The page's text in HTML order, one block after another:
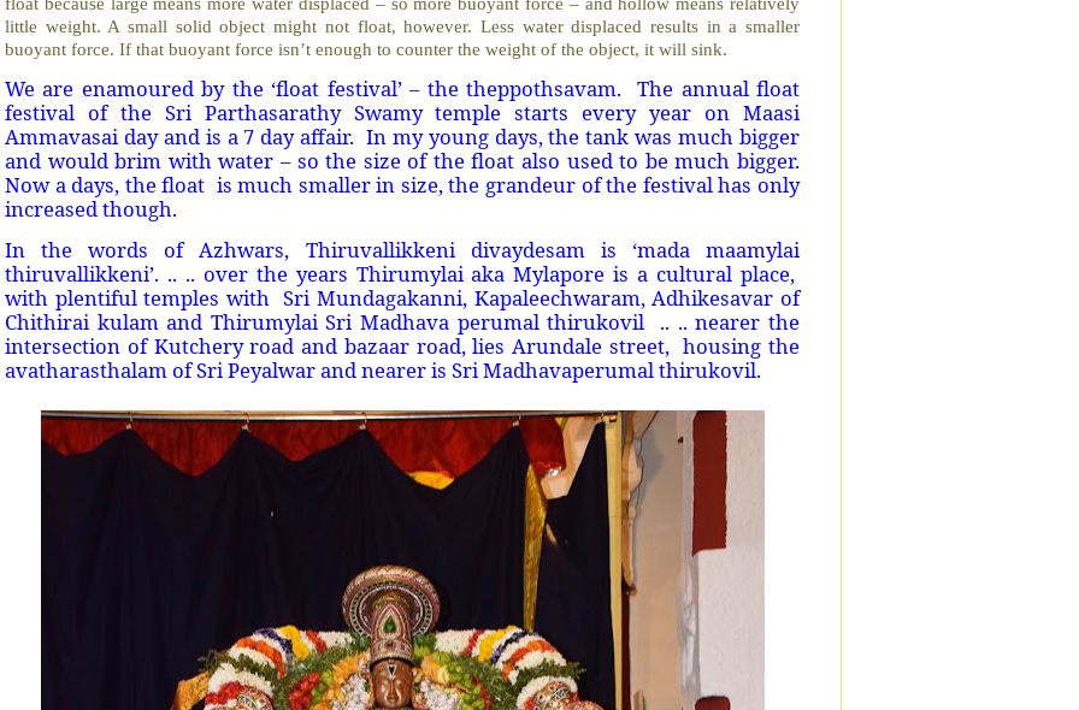
little weight. A small solid object might not float, however. Less water displaced results in a smaller
buoyant force. If that buoyant force isn’t enough to counter the weight of the object, it will sink.
We are enamoured by the ‘float festival’ – the theppothsavam. The annual float
festival of the Sri Parthasarathy Swamy temple starts every year on Maasi
Ammavasai day and is a 7 day affair. In my young days, the tank was much bigger
and would brim with water – so the size of the float also used to be much bigger.
Now a days, the float is much smaller in size, the grandeur of the festival has only
increased though.
In the words of Azhwars, Thiruvallikkeni divaydesam is ‘mada maamylai
thiruvallikkeni’. .. .. over the years Thirumylai aka Mylapore is a cultural place,
with plentiful temples with Sri Mundagakanni, Kapaleechwaram, Adhikesavar of
Chithirai kulam and Thirumylai Sri Madhava perumal thirukovil .. .. nearer the
intersection of Kutchery road and bazaar road, lies Arundale street, housing the
avatharasthalam of Sri Peyalwar and nearer is Sri Madhavaperumal thirukovil.